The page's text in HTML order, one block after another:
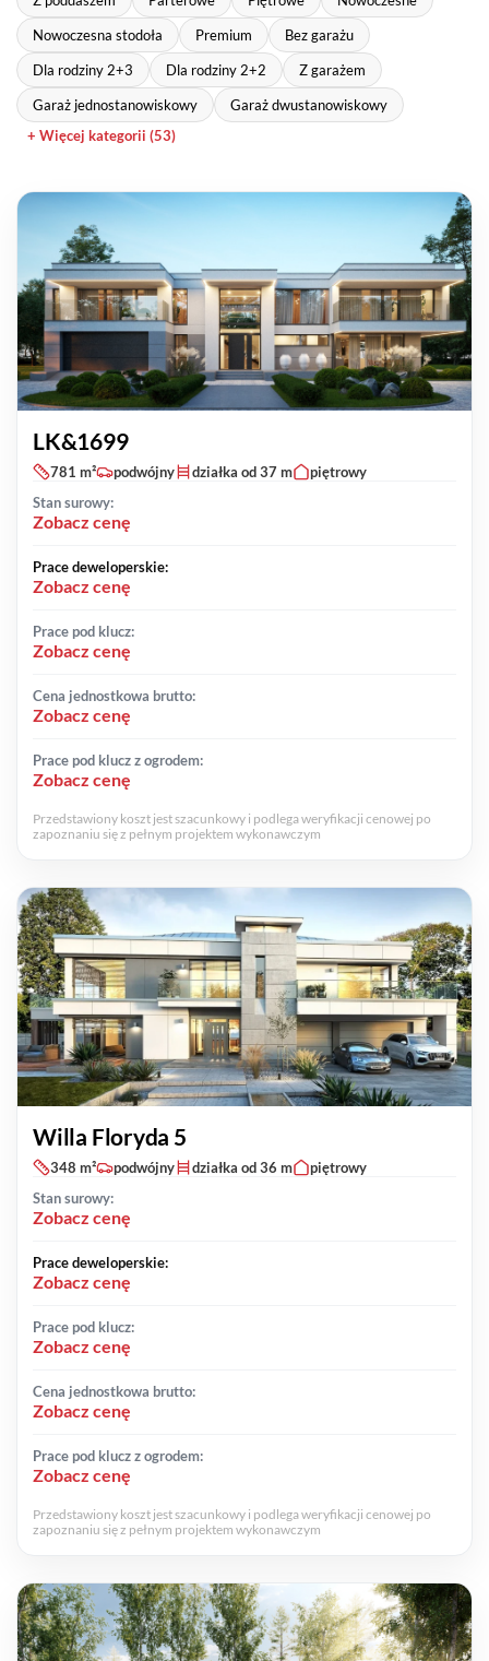
Nowoczesna stodoła
Premium
Bez garażu
Dla rodziny 2+3
Dla rodziny 2+2
Z garażem
Garaż jednostanowiskowy
Garaż dwustanowiskowy
+ Więcej kategorii (53)
LK&1699
781 m² podwójny działka od 37 m
piętrowy
Stan surowy:
Zobacz cenę
Prace deweloperskie:
Zobacz cenę
Prace pod klucz:
Zobacz cenę
Cena jednostkowa brutto:
Zobacz cenę
Prace pod klucz z ogrodem:
Zobacz cenę
Przedstawiony koszt jest szacunkowy i podlega weryfikacji cenowej po
zapoznaniu się z pełnym projektem wykonawczym
Willa Floryda 5
348 m² podwójny działka od 36 m
piętrowy
Stan surowy:
Zobacz cenę
Prace deweloperskie:
Zobacz cenę
Prace pod klucz:
Zobacz cenę
Cena jednostkowa brutto:
Zobacz cenę
Prace pod klucz z ogrodem:
Zobacz cenę
Przedstawiony koszt jest szacunkowy i podlega weryfikacji cenowej po
zapoznaniu się z pełnym projektem wykonawczym